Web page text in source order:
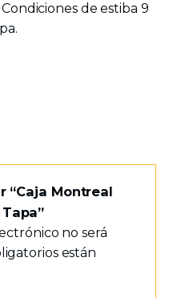
de estiba 9
“Caja Montreal
no será
están